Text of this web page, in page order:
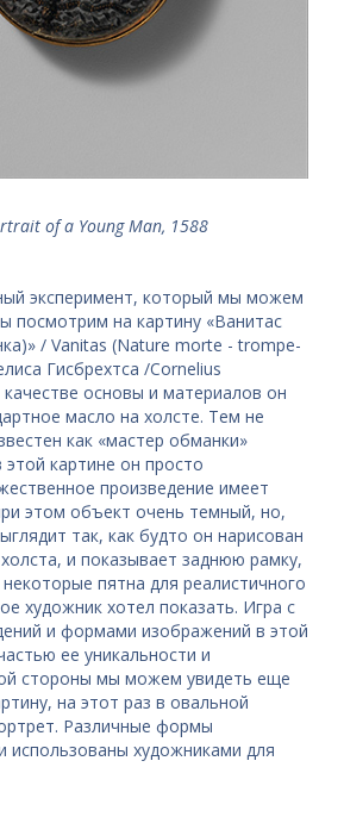
of a Young Man, 1588
эксперимент, который мы можем
посмотрим на картину «Ванитас
/ Vanitas (Nature morte - trompe-
Гисбрехтса /Cornelius
основы и материалов он
масло на холсте. Тем не
как «мастер обманки»
картине он просто
произведение имеет
этом объект очень темный, но,
так, как будто он нарисован
и показывает заднюю рамку,
пятна для реалистичного
художник хотел показать. Игра с
и формами изображений в этой
ее уникальности и
стороны мы можем увидеть еще
на этот раз в овальной
Различные формы
использованы художниками для